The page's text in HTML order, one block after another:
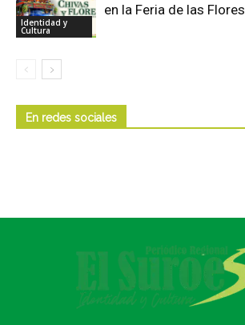
Identidad y
Cultura
en la Feria de las Flores
En redes sociales